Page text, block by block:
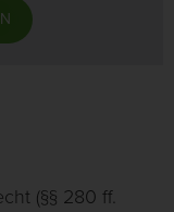
(§§ 280 ff.